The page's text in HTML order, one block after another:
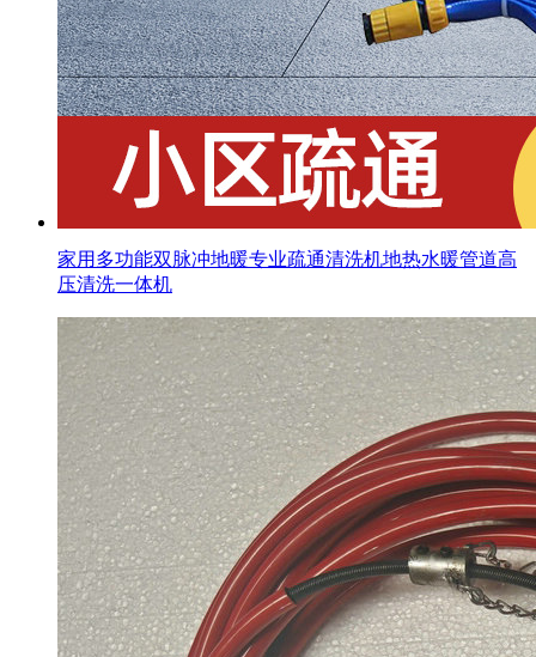
家用多功能双脉冲地暖专业疏通清洗机地热水暖管道高
压清洗一体机